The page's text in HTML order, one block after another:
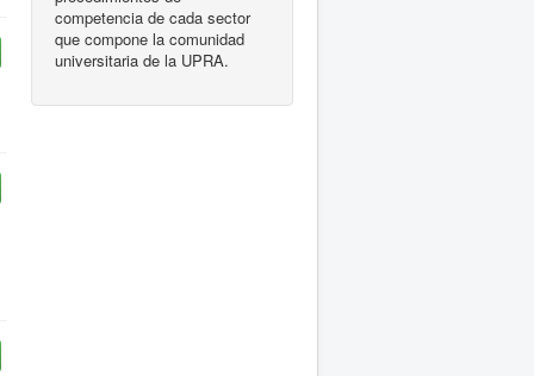
competencia de cada sector
que compone la comunidad
universitaria de la UPRA.